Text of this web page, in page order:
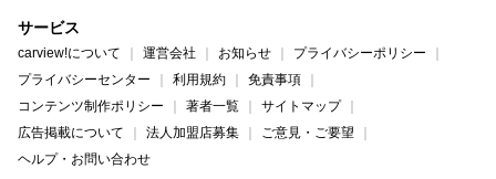
サービス
carview!について 運営会社 お知らせ
プライバシーポリシー
プライバシーセンター
利用規約
免責事項
コンテンツ制作ポリシー
著者一覧
サイトマップ
広告掲載について
法人加盟店募集
ご意見・ご要望
ヘルプ・お問い合わせ